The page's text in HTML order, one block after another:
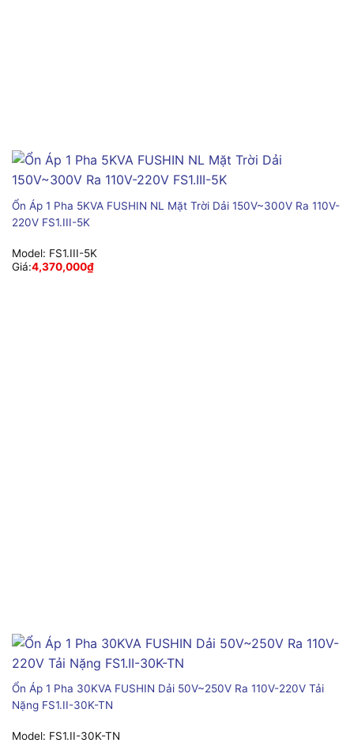
Ổn Áp 1 Pha 5KVA FUSHIN NL Mặt Trời Dải 150V~300V Ra 110V-
220V FS1.III-5K
Model: FS1.III-5K
Giá:4,370,000₫
Ổn Áp 1 Pha 30KVA FUSHIN Dải 50V~250V Ra 110V-220V Tải
Nặng FS1.II-30K-TN
Model: FS1.II-30K-TN